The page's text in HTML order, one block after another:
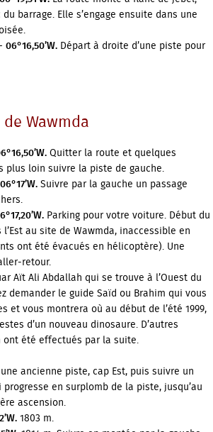
barrage. Elle s’engage ensuite dans une
06°16,50’W. Départ à droite d’une piste pour
Une erreur
s'est produite
ne s'est pas chargé correctement sur cette
d'informations techniques sur cette erreur,
consulter la console JavaScript.
Wawmda
Quitter la route et quelques
plus loin suivre la piste de gauche.
Suivre par la gauche un passage
Parking pour votre voiture. Début du
au site de Wawmda, inaccessible en
ont été évacués en hélicoptère). Une
retour.
Aït Ali Abdallah qui se trouve à l’Ouest du
demander le guide Saïd ou Brahim qui vous
et vous montrera où au début de l’été 1999,
d’un nouveau dinosaure. D’autres
ont été effectués par la suite.
ancienne piste, cap Est, puis suivre un
en surplomb de la piste, jusqu’au
ascension.
1803 m.